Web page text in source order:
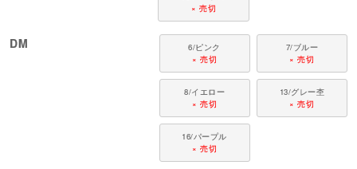
× 売切
DM
6/ピンク
× 売切
7/ブルー
× 売切
8/イエロー
× 売切
13/グレー杢
× 売切
16/パープル
× 売切